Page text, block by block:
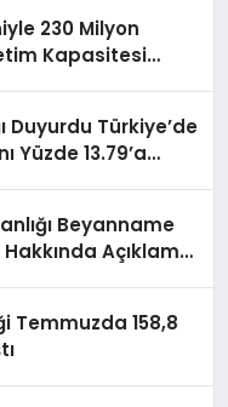
230 Milyon
Kapasitesi
Duyurdu Türkiye’de
Yüzde 13.79’a
Beyanname
Açıklama
Temmuzda 158,8